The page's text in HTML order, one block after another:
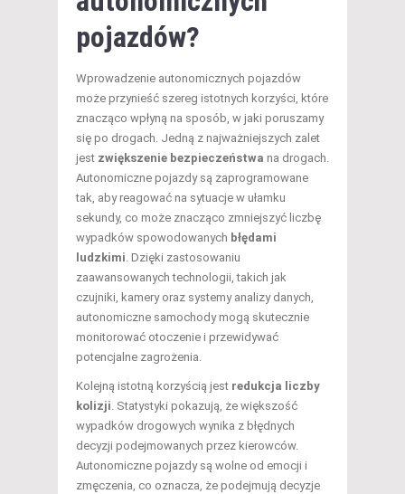
pojazdów?
Wprowadzenie autonomicznych pojazdów
może przynieść szereg istotnych korzyści, które
znacząco wpłyną na sposób, w jaki poruszamy
się po drogach. Jedną z najważniejszych zalet
jest zwiększenie bezpieczeństwa na drogach.
Autonomiczne pojazdy są zaprogramowane
tak, aby reagować na sytuacje w ułamku
sekundy, co może znacząco zmniejszyć liczbę
wypadków spowodowanych błędami
ludzkimi . Dzięki zastosowaniu
zaawansowanych technologii, takich jak
czujniki, kamery oraz systemy analizy danych,
autonomiczne samochody mogą skutecznie
monitorować otoczenie i przewidywać
potencjalne zagrożenia.
Kolejną istotną korzyścią jest redukcja liczby
kolizji . Statystyki pokazują, że większość
wypadków drogowych wynika z błędnych
decyzji podejmowanych przez kierowców.
Autonomiczne pojazdy są wolne od emocji i
zmęczenia, co oznacza, że podejmują decyzje